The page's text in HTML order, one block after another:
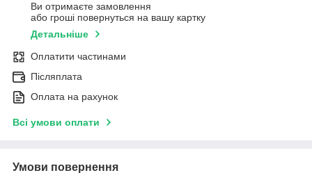
Ви отримаєте замовлення
або гроші повернуться на вашу картку
Детальніше
Оплатити частинами
Післяплата
Оплата на рахунок
Всі умови оплати
Умови повернення